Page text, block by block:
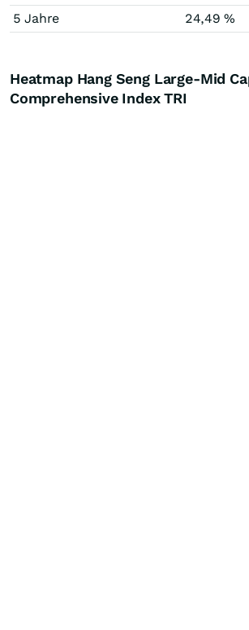
5 Jahre
24,49 %
Heatmap Hang Seng Large-Mid
Comprehensive Index TRI